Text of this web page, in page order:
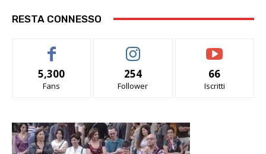
RESTA CONNESSO
5,300
Fans
254
Follower
66
Iscritti